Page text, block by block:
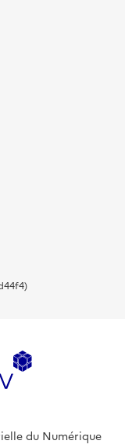
du Numérique